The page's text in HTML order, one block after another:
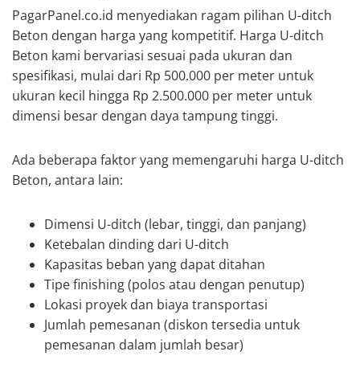
PagarPanel.co.id menyediakan ragam pilihan U-ditch
Beton dengan harga yang kompetitif. Harga U-ditch
Beton kami bervariasi sesuai pada ukuran dan
spesifikasi, mulai dari Rp 500.000 per meter untuk
ukuran kecil hingga Rp 2.500.000 per meter untuk
dimensi besar dengan daya tampung tinggi.
Ada beberapa faktor yang memengaruhi harga U-ditch
Beton, antara lain:
Dimensi U-ditch (lebar, tinggi, dan panjang)
Ketebalan dinding dari U-ditch
Kapasitas beban yang dapat ditahan
Tipe finishing (polos atau dengan penutup)
Lokasi proyek dan biaya transportasi
Jumlah pemesanan (diskon tersedia untuk
pemesanan dalam jumlah besar)